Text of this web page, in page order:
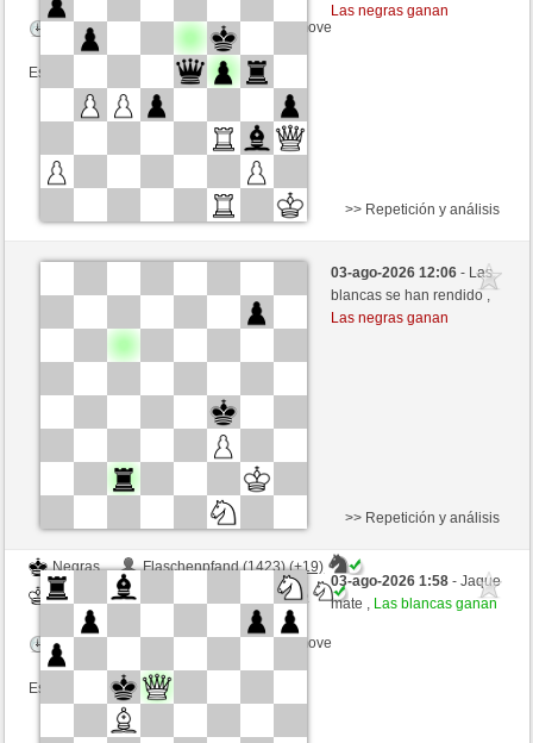
Tiempo: 12 minutes/side + 8 seconds/move
Esta partida es por puntos
Las negras ganan
Negras
giovannicappellini (1515) (+14)
Tiempo: 12 minutes/side + 8 seconds/move
>> Repetición y análisis
03-ago-2026 12:06- Las
blancas se han rendido ,
Las negras ganan
Negras
Flaschenpfand (1423) (+19)
Blancas
Lord_of_War (1482) (-19)
Tiempo: 12 minutes/side + 8 seconds/move
Esta partida es por puntos
>> Repetición y análisis
03-ago-2026 1:58- Jaque
mate , Las blancas ganan